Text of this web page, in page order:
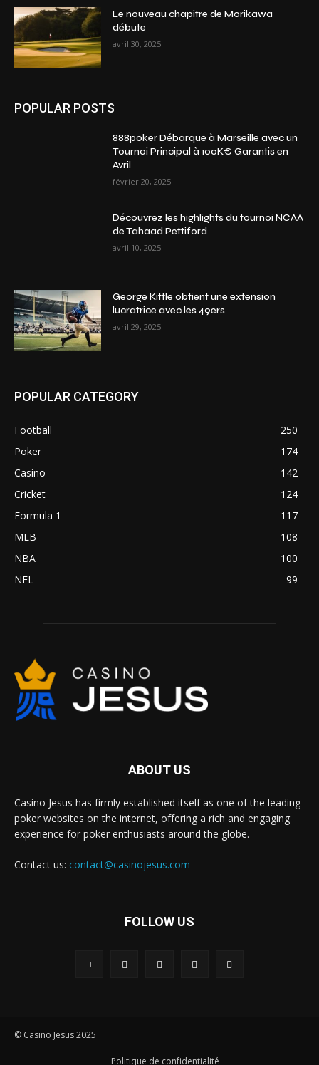
Le nouveau chapitre de Morikawa
débute
avril 30, 2025
POPULAR POSTS
888poker Débarque à Marseille avec un
Tournoi Principal à 100K€ Garantis en
Avril
février 20, 2025
Découvrez les highlights du tournoi NCAA
de Tahaad Pettiford
avril 10, 2025
George Kittle obtient une extension
lucratrice avec les 49ers
avril 29, 2025
POPULAR CATEGORY
Football
250
Poker
174
Casino
142
Cricket
124
Formula 1
117
MLB
108
NBA
100
NFL
99
ABOUT US
Casino Jesus has firmly established itself as one of the leading
poker websites on the internet, offering a rich and engaging
experience for poker enthusiasts around the globe.
Contact us: contact@casinojesus.com
FOLLOW US
© Casino Jesus 2025
Politique de confidentialité